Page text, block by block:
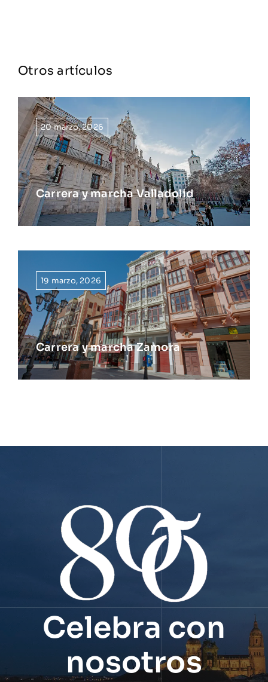
Otros artículos
20 marzo, 2026
Carrera y marcha Valladolid
19 marzo, 2026
Carrera y marcha Zamora
Celebra con
nosotros